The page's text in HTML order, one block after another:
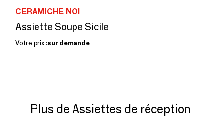
CERAMICHE NOI
Assiette Soupe Sicile
Votre prix :sur demande
Plus de Assiettes de réception